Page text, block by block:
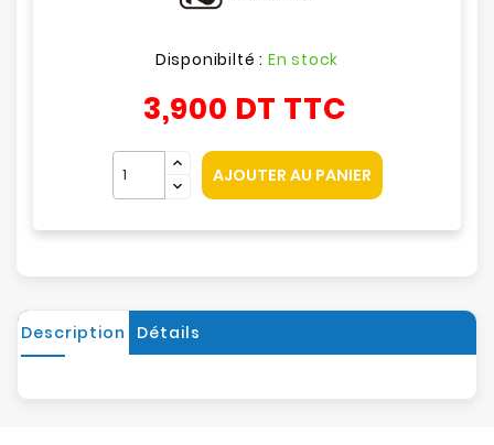
Disponibilté : En stock
3,900 DT TTC
AJOUTER AU PANIER
Description Détails